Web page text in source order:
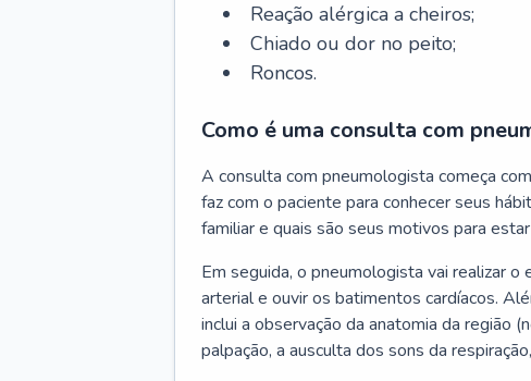
Reação alérgica a cheiros;
Chiado ou dor no peito;
Roncos.
Como é uma consulta com
A consulta com pneumologista começa
faz com o paciente para conhecer seus
familiar e quais são seus motivos para
Em seguida, o pneumologista vai realizar
arterial e ouvir os batimentos cardíacos.
inclui a observação da anatomia da região
palpação, a ausculta dos sons da